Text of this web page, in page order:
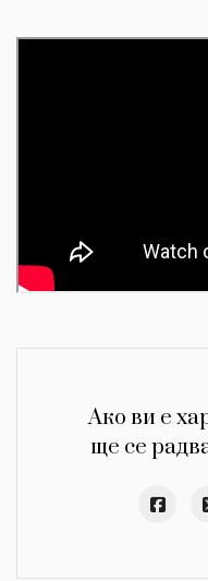
Ако ви е
ще се